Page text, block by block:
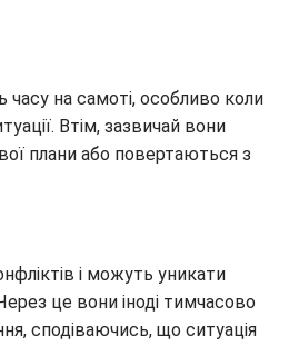
часу на самоті, особливо коли
Втім, зазвичай вони
плани або повертаються з
і можуть уникати
це вони іноді тимчасово
сподіваючись, що ситуація